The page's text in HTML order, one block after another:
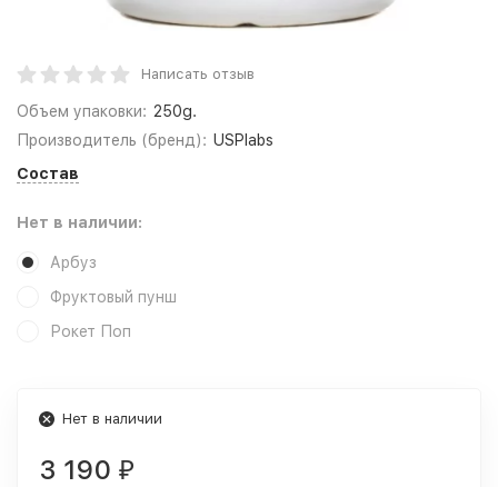
Написать отзыв
Объем упаковки: 250g.
Производитель (бренд): USPlabs
Состав
Нет в наличии:
Арбуз
Фруктовый пунш
Рокет Поп
Нет в наличии
3 190 ₽